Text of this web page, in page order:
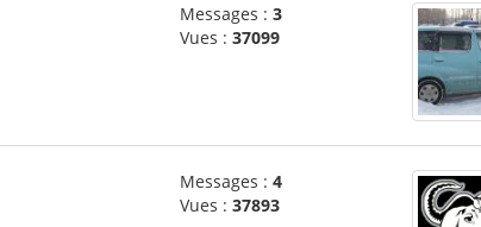
Messages : 3
Vues : 37099
Messages : 4
Vues : 37893